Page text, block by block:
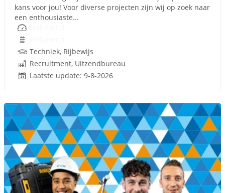
kans voor jou! Voor diverse projecten zijn wij op zoek naar
een enthousiaste...
Techniek, Rijbewijs
Recruitment, Uitzendbureau
Laatste update: 9-8-2026